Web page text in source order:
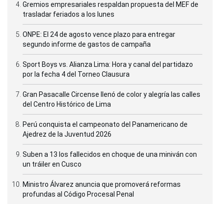
Gremios empresariales respaldan propuesta del MEF de
trasladar feriados a los lunes
ONPE: El 24 de agosto vence plazo para entregar
segundo informe de gastos de campaña
Sport Boys vs. Alianza Lima: Hora y canal del partidazo
por la fecha 4 del Torneo Clausura
Gran Pasacalle Circense llenó de color y alegría las calles
del Centro Histórico de Lima
Perú conquista el campeonato del Panamericano de
Ajedrez de la Juventud 2026
Suben a 13 los fallecidos en choque de una miniván con
un tráiler en Cusco
Ministro Álvarez anuncia que promoverá reformas
profundas al Código Procesal Penal